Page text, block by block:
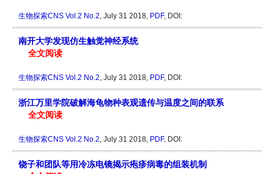
生物探索CNS Vol.2 No.2, July 31 2018, PDF, DOI:
南开大学发现仿生触觉神经系统
全文阅读
生物探索CNS Vol.2 No.2, July 31 2018, PDF, DOI:
浙江万里学院破解海龟物种表观遗传与温度之间的联系
全文阅读
生物探索CNS Vol.2 No.2, July 31 2018, PDF, DOI:
饶子和团队等用冷冻电镜揭示疱疹病毒的组装机制